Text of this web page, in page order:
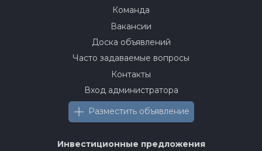
Команда
Вакансии
Доска объявлений
Часто задаваемые вопросы
Контакты
Вход администратора
Разместить объявление
Инвестиционные предложения